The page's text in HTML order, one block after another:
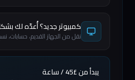
كمبيوتر جديد؟ أُعدّه لك
نقل من الجهاز القديم، حسابات،
يبدأ من £45 / ساعة